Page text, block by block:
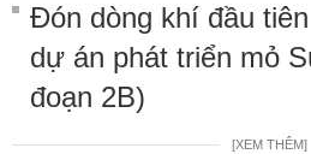
Đón dòng khí đầu
dự án phát triển mỏ
đoạn 2B)
[XEM THÊM]